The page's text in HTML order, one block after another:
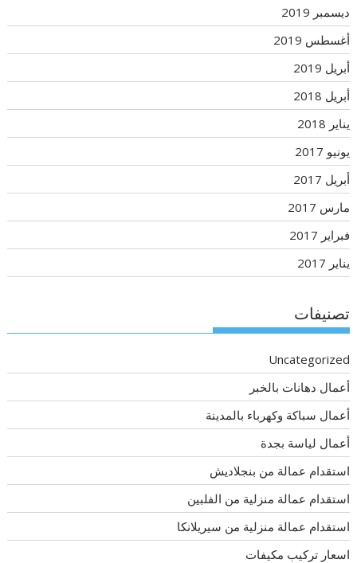
ديسمبر 2019
أغسطس 2019
أبريل 2019
أبريل 2018
يناير 2018
يونيو 2017
أبريل 2017
مارس 2017
فبراير 2017
يناير 2017
تصنيفات
Uncategorized
أعمال دهانات بالخبر
أعمال سباكة وكهرباء بالمدينة
أعمال لياسة بجدة
استقدام عمالة من بنجلاديش
استقدام عمالة منزلية من الفلبين
استقدام عمالة منزلية من سيريلانكا
اسعار تركيب مكيفات